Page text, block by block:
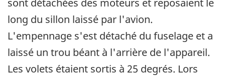
long du sillon laissé par l'avion.
L'empennage s'est détaché du fuselage et a
laissé un trou béant à l'arrière de l'appareil.
Les volets étaient sortis à 25 degrés. Lors